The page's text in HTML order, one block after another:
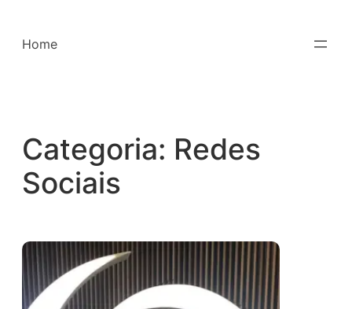
para
Home
Categoria: Redes
Sociais